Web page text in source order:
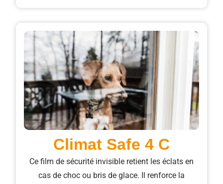
Climat Safe 4 C​
Ce film de sécurité invisible retient les éclats en
cas de choc ou bris de glace. Il renforce la